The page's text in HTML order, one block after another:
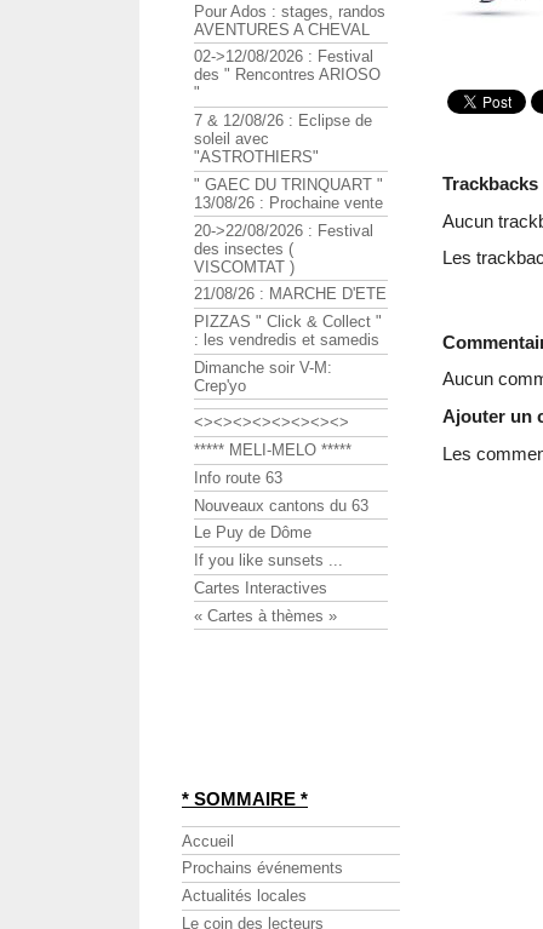
Trackbacks
Aucun
Les
Aucun
Ajouter un
Les
Pour Ados : stages, randos
AVENTURES A CHEVAL
02->12/08/2026 : Festival
des " Rencontres ARIOSO
"
7 & 12/08/26 : Eclipse de
soleil avec
"ASTROTHIERS"
" GAEC DU TRINQUART "
13/08/26 : Prochaine vente
20->22/08/2026 : Festival
des insectes (
VISCOMTAT )
21/08/26 : MARCHE D'ETE
PIZZAS " Click & Collect "
: les vendredis et samedis
Dimanche soir V-M:
Crep'yo
<><><><><><><><>
***** MELI-MELO *****
Info route 63
Nouveaux cantons du 63
Le Puy de Dôme
If you like sunsets ...
Cartes Interactives
« Cartes à thèmes »
* SOMMAIRE *
Accueil
Prochains événements
Actualités locales
Le coin des lecteurs